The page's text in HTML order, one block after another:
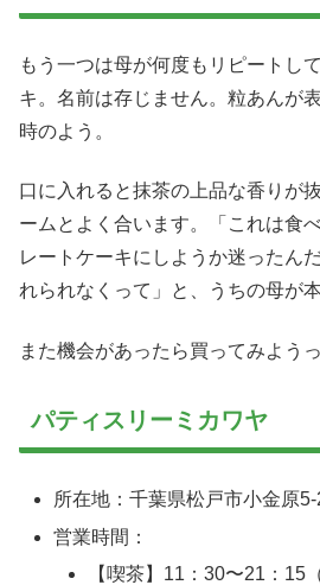
もう一つは母が何度もリピートし
キ。名前は存じません。粒あんが
時のよう。
口に入れると抹茶の上品な香りが
ームとよく合います。「これは食
レートケーキにしようか迷ったん
れられなくって」と、うちの母が
また機会があったら買ってみようっ
パティスリーミカワヤ
所在地：千葉県松戸市小金原5-
営業時間：
【喫茶】11：30〜21：15